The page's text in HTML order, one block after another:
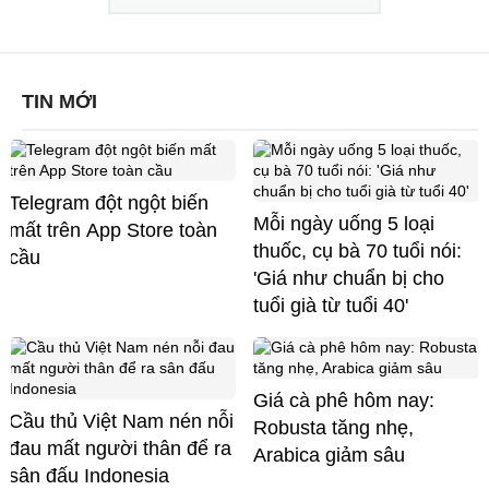
TIN MỚI
Telegram đột ngột biến
mất trên App Store toàn
cầu
Mỗi ngày uống 5 loại
thuốc, cụ bà 70 tuổi nói:
'Giá như chuẩn bị cho
tuổi già từ tuổi 40'
Cầu thủ Việt Nam nén nỗi
đau mất người thân để ra
sân đấu Indonesia
Giá cà phê hôm nay:
Robusta tăng nhẹ,
Arabica giảm sâu